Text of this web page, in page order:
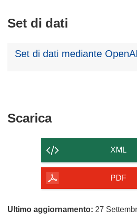
Set di dati
Set di dati mediante
ScaricaScarica
contenuto
della
pagina
XML
PDF
Ultimo aggiornamento: 27